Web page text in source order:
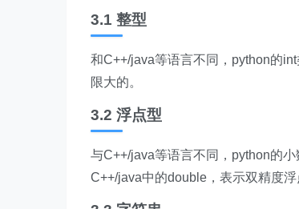
3.1 整型
和C++/java等语言不同，python的
限大的。
3.2 浮点型
与C++/java等语言不同，python的
C++/java中的double，表示双精度浮